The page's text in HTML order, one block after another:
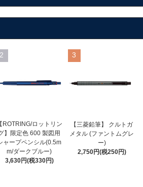
2
【ROTRING/ロットリン
】限定色 600 製図用
ャープペンシル(0.5m
m/ダークブルー)
3,630円(税330円)
3
【三菱鉛筆】 クルトガ
メタル (ファントムグレ
ー)
2,750円(税250円)